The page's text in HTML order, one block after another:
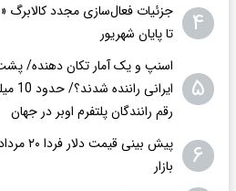
۴
جزئیات فعال‌سازی مجدد کالابرگ
تا پایان شهریور
۵
اسنپ و یک آمار تکان‌ دهنده/ پشت
رقم رانندگان پلتفرم اوبر در جهان
۶
بازار